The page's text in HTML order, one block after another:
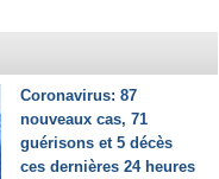
Coronavirus: 87
nouveaux cas, 71
guérisons et 5 décès
ces dernières 24 heures